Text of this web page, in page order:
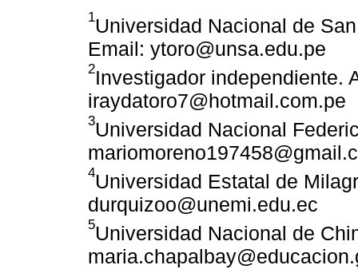
1Universidad Nacional de
Email: ytoro@unsa.edu.pe
2Investigador independiente.
iraydatoro7@hotmail.com.pe
3Universidad Nacional
4Universidad Estatal de
durquizoo@unemi.edu.ec
5Universidad Nacional de